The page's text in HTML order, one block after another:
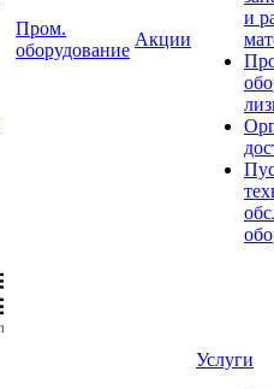
Пром.
оборудование
Акции
и
Услуги